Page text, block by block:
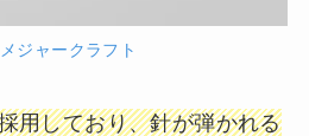
メジャークラフト
用しており、針が弾かれる